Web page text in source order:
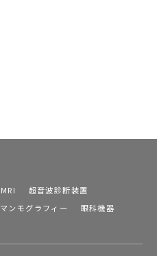
MRI
超音波診断装置
マンモグラフィー
眼科機器